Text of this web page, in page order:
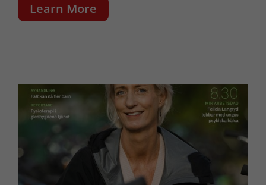
Learn More